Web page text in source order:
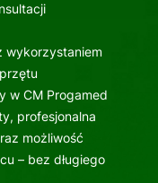
wykorzystaniem
w CM Progamed
profesjonalna
możliwość
– bez długiego